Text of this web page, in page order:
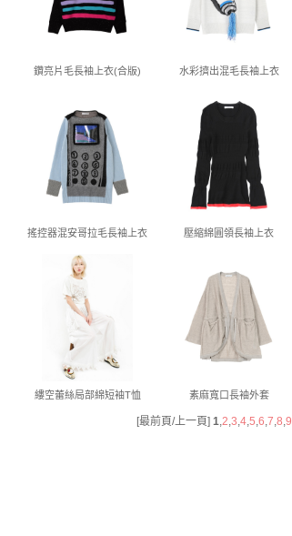
鑽亮片毛長袖上衣(合版) 水彩擠出混毛長袖上衣
搖控器混安哥拉毛長袖上衣 壓縮綿圓領長袖上衣
縷空蕾絲局部綿短袖T恤 素麻寬口長袖外套
[最前頁/上一頁] 1 2 3 4 5 6 7 8 9